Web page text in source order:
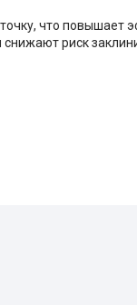
что повышает
риск